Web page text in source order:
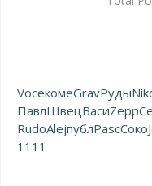
VoceкомеGravРуды
ПавлШвецВасиZepp
RudoAlejпублPascСоко
1111